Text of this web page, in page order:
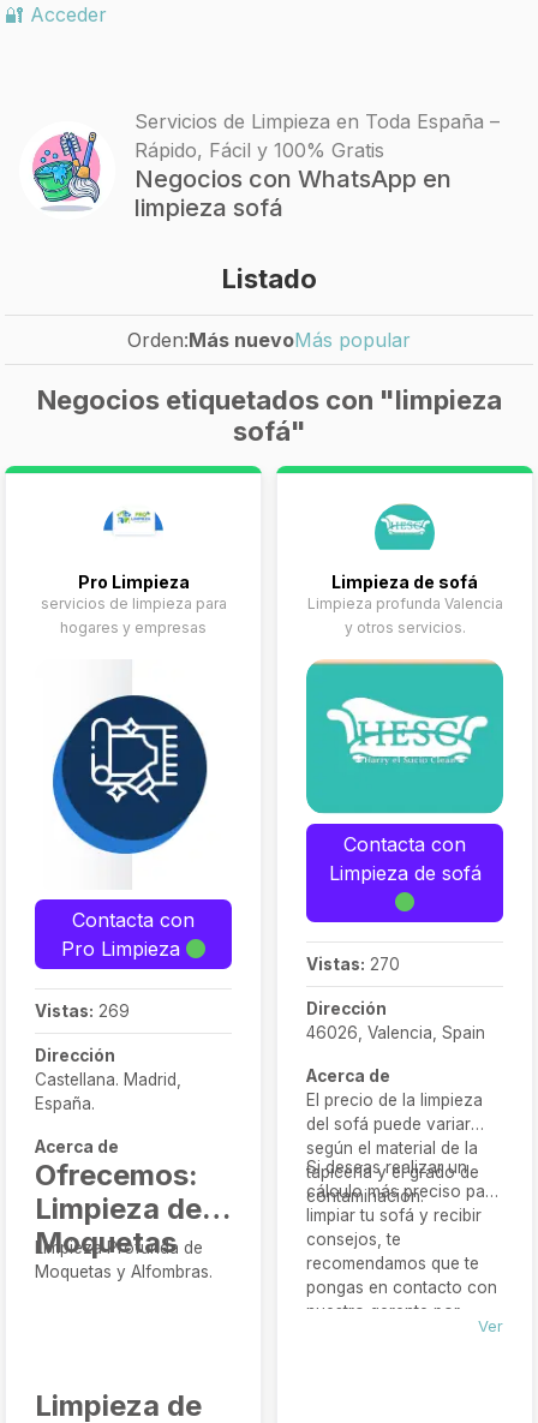
🔐 Acceder
Servicios de Limpieza en Toda España –
Rápido, Fácil y 100% Gratis
Negocios con WhatsApp en
limpieza sofá
Listado
Orden:Más nuevoMás popular
Negocios etiquetados con "limpieza
sofá"
Pro Limpieza
servicios de limpieza para
hogares y empresas
Contacta con
Pro Limpieza
Vistas: 269
Dirección
Castellana. Madrid,
España.
Acerca de
Ofrecemos:
Limpieza de
Moquetas
Limpieza Profunda de
Moquetas y Alfombras.
Limpieza de
Limpieza de sofá
Limpieza profunda Valencia
y otros servicios.
Contacta con
Limpieza de sofá
Vistas: 270
Dirección
46026, Valencia, Spain
Acerca de
El precio de la limpieza
del sofá puede variar
según el material de la
tapicería y el grado de
contaminación.
Si deseas realizar un
cálculo más preciso para
limpiar tu sofá y recibir
consejos, te
recomendamos que te
pongas en contacto con
nuestro gerente por
de
Ver